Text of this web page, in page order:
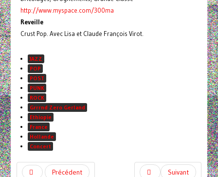
http://www.myspace.com/300ma
Reveille
Crust Pop. Avec Lisa et Claude François Virot.
JAZZ
POP
POST
PUNK
ROCK
Grrrnd Zero Gerland
Ethiopie
France
Hollande
Concert
Précédent Suivant